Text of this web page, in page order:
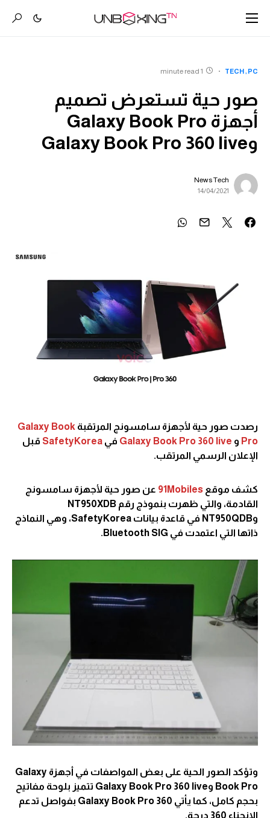
PC
TECH
1 minute read
صور حية تستعرض تصميم
أجهزة Galaxy Book Pro
وGalaxy Book Pro 360 live
News Tech
14/04/2021
رصدت صور حية لأجهزة سامسونج المرتقبة Galaxy Book
Pro و Galaxy Book Pro 360 live في SafetyKorea قبل
الإعلان الرسمي المرتقب.
كشف موقع 91Mobiles عن صور حية لأجهزة سامسونج
القادمة، والتي ظهرت بنموذج رقم NT950XDB
وNT950QDB في قاعدة بيانات SafetyKorea، وهي النماذج
ذاتها التي اعتمدت في Bluetooth SIG.
وتؤكد الصور الحية على بعض المواصفات في أجهزة Galaxy
Book Pro وGalaxy Book Pro 360 live تتميز بلوحة مفاتيح
بحجم كامل، كما يأتي Galaxy Book Pro 360 بفواصل تدعم
الإنحناء 360 درجة.